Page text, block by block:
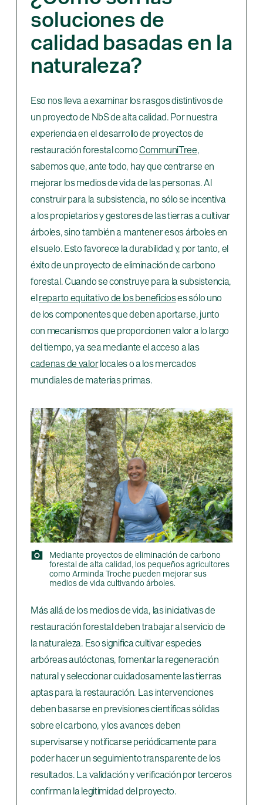
soluciones de
calidad basadas en la
naturaleza?
Eso nos lleva a examinar los rasgos distintivos de
un proyecto de NbS de alta calidad. Por nuestra
experiencia en el desarrollo de proyectos de
restauración forestal comoCommuniTree,
sabemos que, ante todo, hay que centrarse en
mejorar los medios de vida de las personas. Al
construir para la subsistencia, no sólo se incentiva
a los propietarios y gestores de las tierras a cultivar
árboles, sino también a mantener esos árboles en
el suelo. Esto favorece la durabilidad y, por tanto, el
éxito de un proyecto de eliminación de carbono
forestal. Cuando se construye para la subsistencia,
elreparto equitativo de los beneficioses sólo uno
de los componentes que deben aportarse, junto
con mecanismos que proporcionen valor a lo largo
del tiempo, ya sea mediante el acceso a las
cadenas de valorlocales o a los mercados
mundiales de materias primas.
Mediante proyectos de eliminación de carbono
forestal de alta calidad, los pequeños agricultores
como Arminda Troche pueden mejorar sus
medios de vida cultivando árboles.
Más allá de los medios de vida, las iniciativas de
restauración forestal deben trabajar al servicio de
la naturaleza. Eso significa cultivar especies
arbóreas autóctonas, fomentar la regeneración
natural y seleccionar cuidadosamente las tierras
aptas para la restauración. Las intervenciones
deben basarse en previsiones científicas sólidas
sobre el carbono, y los avances deben
supervisarse y notificarse periódicamente para
poder hacer un seguimiento transparente de los
resultados. La validación y verificación por terceros
confirman la legitimidad del proyecto.